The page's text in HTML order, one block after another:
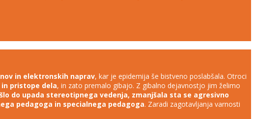
in elektronskih naprav, kar je epidemija še bistveno poslabšala. Otroci
pristope dela, in zato premalo gibajo. Z gibalno dejavnostjo jim želimo
do upada stereotipnega vedenja, zmanjšala sta se agresivno
pedagoga in specialnega pedagoga. Zaradi zagotavljanja varnosti